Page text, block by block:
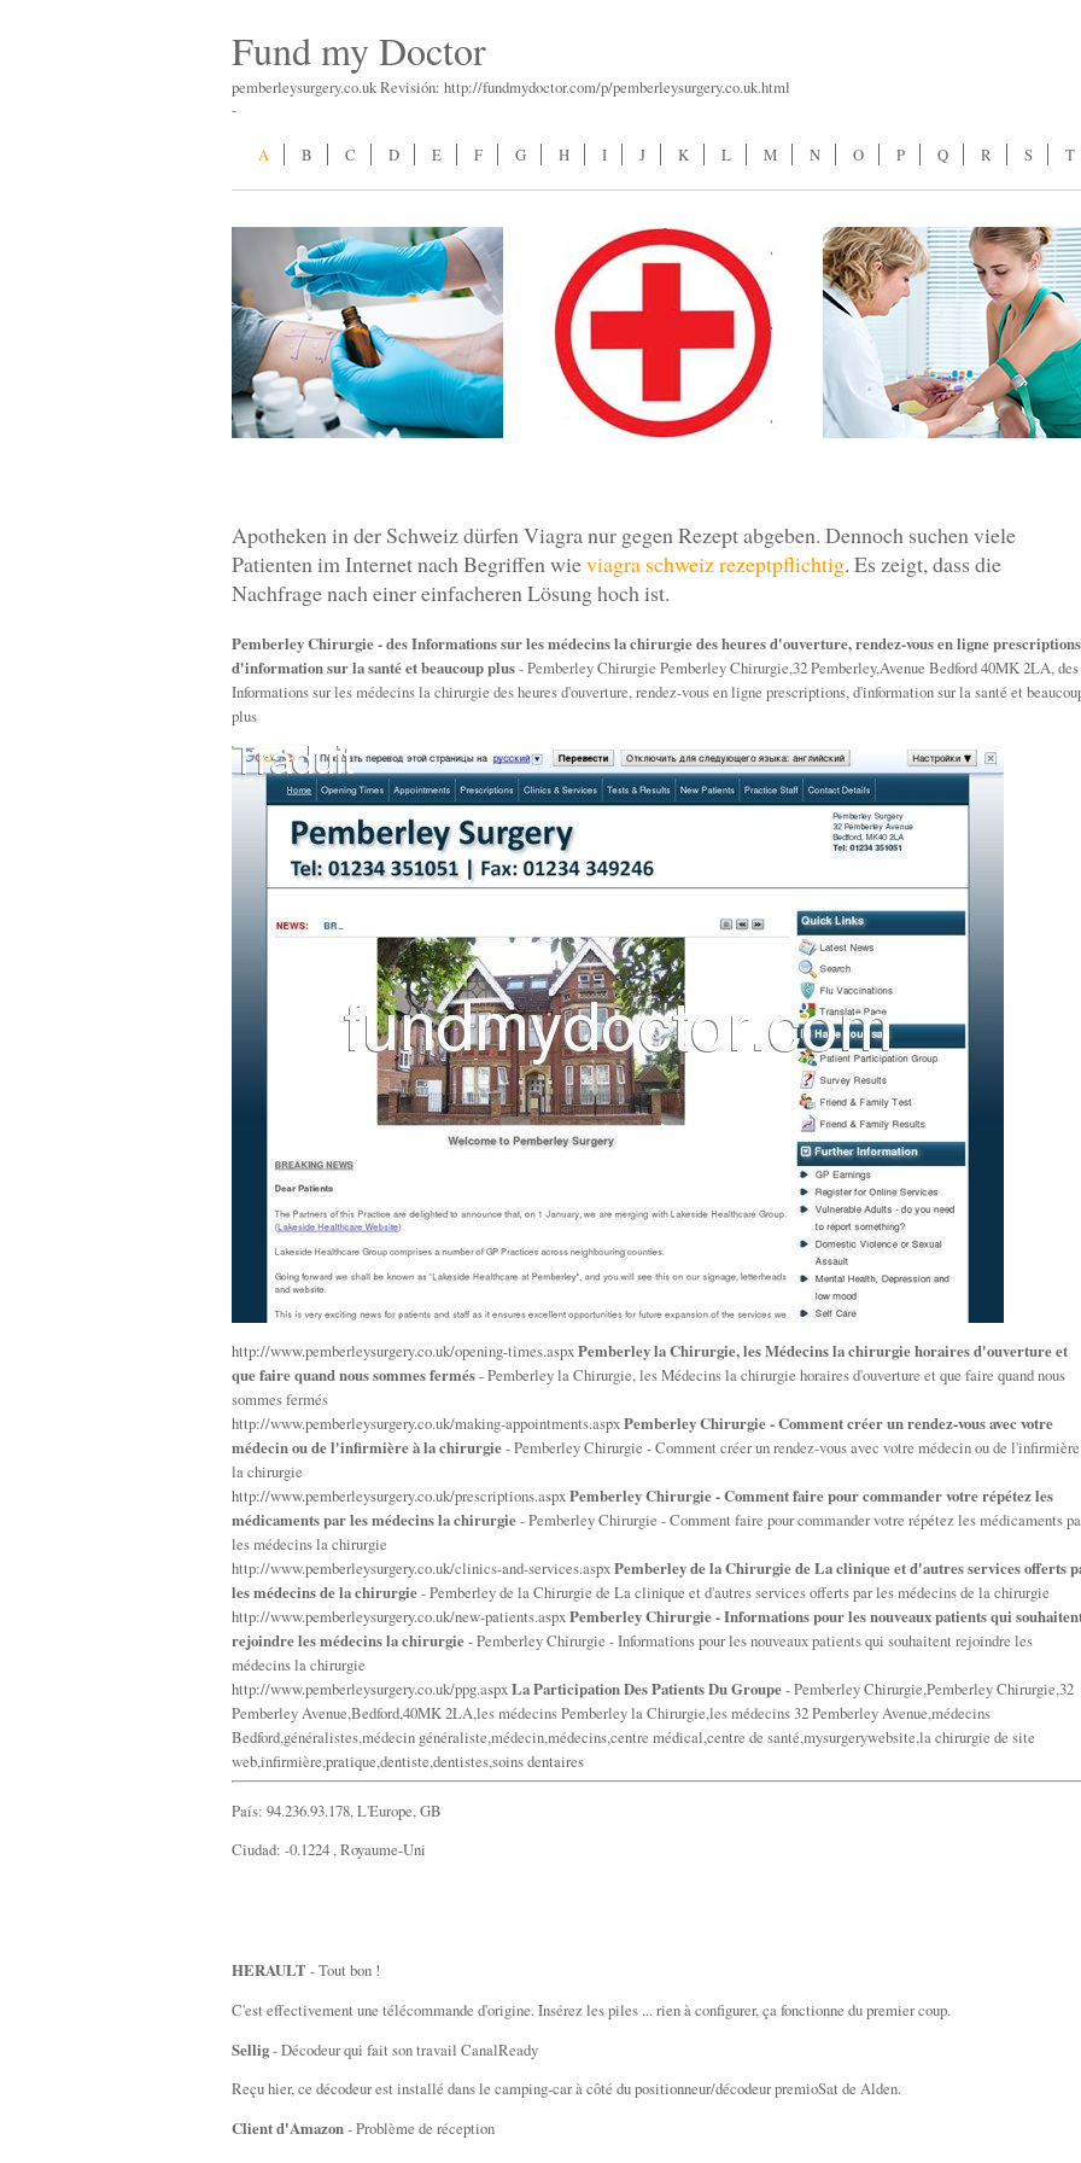
Fund my Doctor
pemberleysurgery.co.uk Revisión: http://fundmydoctor.com/p/pemberleysurgery.co.uk.html
-
A B C D E F G H I J K L M N O P Q R S T
Apotheken in der Schweiz dürfen Viagra nur gegen Rezept abgeben. Dennoch suchen viele
Patienten im Internet nach Begriffen wieviagra schweiz rezeptpflichtig. Es zeigt, dass die
Nachfrage nach einer einfacheren Lösung hoch ist.
Pemberley Chirurgie - des Informations sur les médecins la chirurgie des heures d'ouverture, rendez-vous en ligne
d'information sur la santé et beaucoup plus- Pemberley Chirurgie Pemberley Chirurgie,32 Pemberley,Avenue Bedford 40MK 2LA, des
Informations sur les médecins la chirurgie des heures d'ouverture, rendez-vous en ligne prescriptions, d'information sur la santé et
plus
http://www.pemberleysurgery.co.uk/opening-times.aspx Pemberley la Chirurgie, les Médecins la chirurgie horaires d'ouverture et
que faire quand nous sommes fermés- Pemberley la Chirurgie, les Médecins la chirurgie horaires d'ouverture et que faire quand nous
sommes fermés
http://www.pemberleysurgery.co.uk/making-appointments.aspx Pemberley Chirurgie - Comment créer un rendez-vous avec votre
médecin ou de l'infirmière à la chirurgie- Pemberley Chirurgie - Comment créer un rendez-vous avec votre médecin ou de
la chirurgie
http://www.pemberleysurgery.co.uk/prescriptions.aspx Pemberley Chirurgie - Comment faire pour commander votre répétez les
médicaments par les médecins la chirurgie- Pemberley Chirurgie - Comment faire pour commander votre répétez les médicaments
les médecins la chirurgie
http://www.pemberleysurgery.co.uk/clinics-and-services.aspx Pemberley de la Chirurgie de La clinique et d'autres services offerts
les médecins de la chirurgie- Pemberley de la Chirurgie de La clinique et d'autres services offerts par les médecins de la chirurgie
http://www.pemberleysurgery.co.uk/new-patients.aspx Pemberley Chirurgie - Informations pour les nouveaux patients qui
rejoindre les médecins la chirurgie- Pemberley Chirurgie - Informations pour les nouveaux patients qui souhaitent rejoindre les
médecins la chirurgie
http://www.pemberleysurgery.co.uk/ppg.aspx La Participation Des Patients Du Groupe- Pemberley Chirurgie,Pemberley Chirurgie,32
Pemberley Avenue,Bedford,40MK 2LA,les médecins Pemberley la Chirurgie,les médecins 32 Pemberley Avenue,médecins
Bedford,généralistes,médecin généraliste,médecin,médecins,centre médical,centre de santé,mysurgerywebsite,la chirurgie de site
web,infirmière,pratique,dentiste,dentistes,soins dentaires
País: 94.236.93.178, L'Europe, GB
Ciudad: -0.1224 , Royaume-Uni
HERAULT - Tout bon !
C'est effectivement une télécommande d'origine. Insérez les piles ... rien à configurer, ça fonctionne du premier coup.
Sellig- Décodeur qui fait son travail CanalReady
Reçu hier, ce décodeur est installé dans le camping-car à côté du positionneur/décodeur premioSat de Alden.
Client d'Amazon- Problème de réception